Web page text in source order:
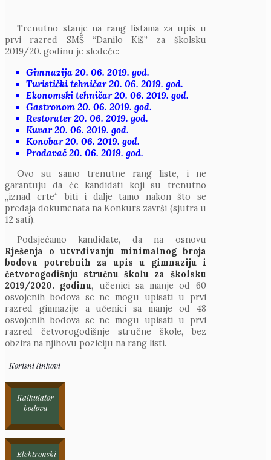
Trenutno stanje na rang listama za upis u
prvi razred SMŠ “Danilo Kiš” za školsku
2019/20. godinu je sledeće:
Gimnazija 20. 06. 2019. god.
Turistički tehničar 20. 06. 2019. god.
Ekonomski tehničar 20. 06. 2019. god.
Gastronom 20. 06. 2019. god.
Restorater 20. 06. 2019. god.
Kuvar 20. 06. 2019. god.
Konobar 20. 06. 2019. god.
Prodavač 20. 06. 2019. god.
Ovo su samo trenutne rang liste, i ne
garantuju da će kandidati koji su trenutno
„iznad crte“ biti i dalje tamo nakon što se
predaja dokumenata na Konkurs završi (sjutra u
12 sati).
Podsjećamo kandidate, da na osnovu
Rješenja o utvrđivanju minimalnog broja
bodova potrebnih za upis u gimnaziju i
četvorogodišnju stručnu školu za školsku
2019/2020. godinu, učenici sa manje od 60
osvojenih bodova se ne mogu upisati u prvi
razred gimnazije a učenici sa manje od 48
osvojenih bodova se ne mogu upisati u prvi
razred četvorogodišnje stručne škole, bez
obzira na njihovu poziciju na rang listi.
Korisni linkovi
Kalkulator
bodova
Elektronski